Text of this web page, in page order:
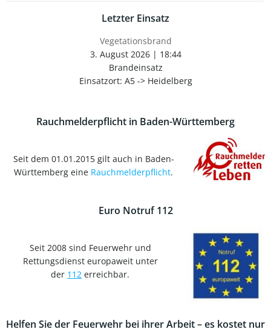
Letzter Einsatz
Vegetationsbrand
3. August 2026| 18:44
Brandeinsatz
Einsatzort: A5 -> Heidelberg
Rauchmelderpflicht in Baden-Württemberg
Seit dem 01.01.2015 gilt auch in Baden-
Württemberg eine Rauchmelderpflicht.
Euro Notruf 112
Seit 2008 sind Feuerwehr und
Rettungsdienst europaweit unter
der 112 erreichbar.
Helfen Sie der Feuerwehr bei ihrer Arbeit – es kostet nur